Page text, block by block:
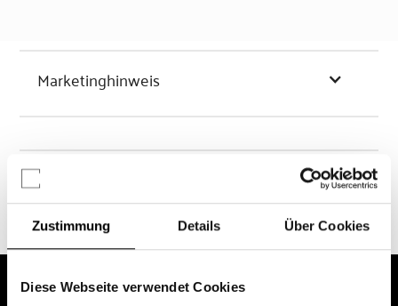
Zustimmung Details Über Cookies
Diese Webseite verwendet Cookies
Marketinghinweis
Chancen & Risiken